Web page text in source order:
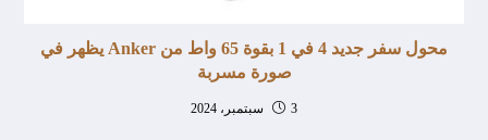
محول سفر جديد 4 في 1 بقوة 65 واط من Anker يظهر في
صورة مسربة
3 سبتمبر، 2024